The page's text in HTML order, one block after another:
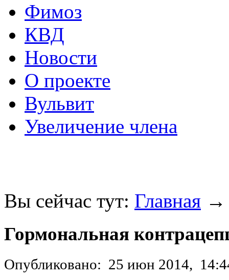
Фимоз
КВД
Новости
О проекте
Вульвит
Увеличение члена
Вы сейчас тут: Главная
Гормональная
Опубликовано: 25 июн 2014,